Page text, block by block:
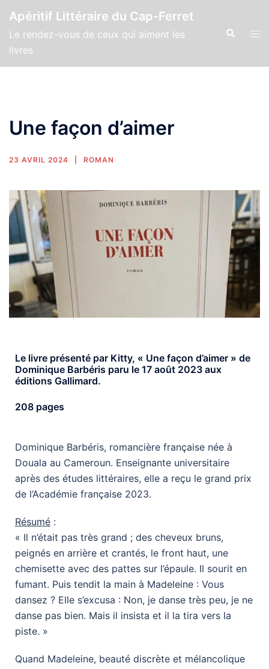
Apéritif Littéraire du Cap-Ferret
Le rendez-vous de ceux qui aiment les
livres
Une façon d’aimer
23 AVRIL 2024 ROMAN
Le livre présenté par Kitty, « Une façon d’aimer » de
Dominique Barbéris paru le 17 août 2023 aux
éditions Gallimard.
208 pages
Dominique Barbéris, romancière française née à
Douala au Cameroun. Enseignante universitaire
après des études littéraires, elle a reçu le grand prix
de l’Académie française 2023.
Résumé :
« Il n’était pas très grand ; des cheveux bruns,
peignés en arrière et crantés, le front haut, une
chemisette avec des pattes sur l’épaule. Il sourit en
fumant. Puis tendit la main à Madeleine : Vous
dansez ? Elle s’excusa : Non, je danse très peu, je ne
danse pas bien. Mais il insista et il la tira vers la
piste. »
Quand Madeleine, beauté discrète et mélancolique